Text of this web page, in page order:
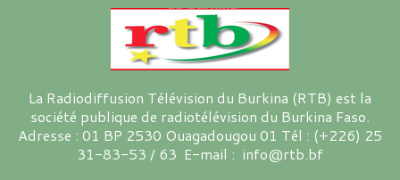
La Radiodiffusion Télévision du Burkina (RTB) est la
société publique de radiotélévision du Burkina Faso.
Adresse : 01 BP 2530 Ouagadougou 01 Tél : (+226) 25
31-83-53 / 63 E-mail : info@rtb.bf